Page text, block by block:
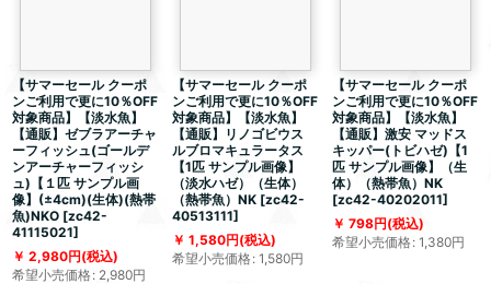
【サマーセール クーポ
ンご利用で更に10％OFF
対象商品】【淡水魚】
【通販】ゼブラアーチャ
ーフィッシュ(ゴールデ
ンアーチャーフィッシ
ュ)【１匹 サンプル画
像】(±4cm)(生体)(熱帯
魚)NKO [zc42-
41115021]
2,980円(税込)
希望小売価格: 2,980円
【サマーセール クーポ
ンご利用で更に10％OFF
対象商品】【淡水魚】
【通販】リノゴビウス
ルブロマキュラータス
【1匹 サンプル画像】
（淡水ハゼ）（生体）
（熱帯魚）NK [zc42-
40513111]
1,580円(税込)
希望小売価格: 1,580円
【サマーセール クーポ
ンご利用で更に10％OFF
対象商品】【淡水魚】
【通販】激安 マッドス
キッパー(トビハゼ)【1
匹 サンプル画像】（生
体）（熱帯魚）NK
[zc42-40202011]
798円(税込)
希望小売価格: 1,380円